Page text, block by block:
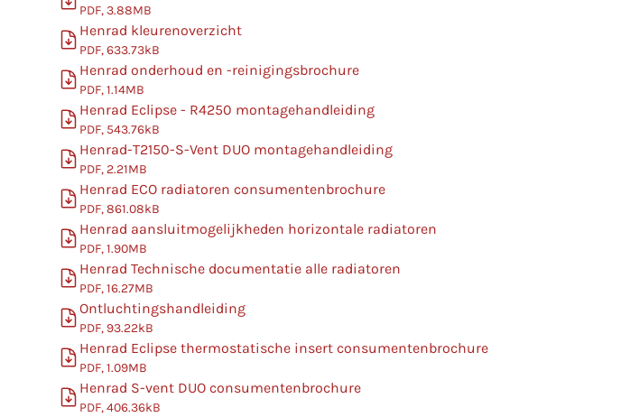
PDF, 3.88MB
Henrad kleurenoverzicht
PDF, 633.73kB
Henrad onderhoud en -reinigingsbrochure
PDF, 1.14MB
Henrad Eclipse - R4250 montagehandleiding
PDF, 543.76kB
Henrad-T2150-S-Vent DUO montagehandleiding
PDF, 2.21MB
Henrad ECO radiatoren consumentenbrochure
PDF, 861.08kB
Henrad aansluitmogelijkheden horizontale radiatoren
PDF, 1.90MB
Henrad Technische documentatie alle radiatoren
PDF, 16.27MB
Ontluchtingshandleiding
PDF, 93.22kB
Henrad Eclipse thermostatische insert consumentenbrochure
PDF, 1.09MB
Henrad S-vent DUO consumentenbrochure
PDF, 406.36kB